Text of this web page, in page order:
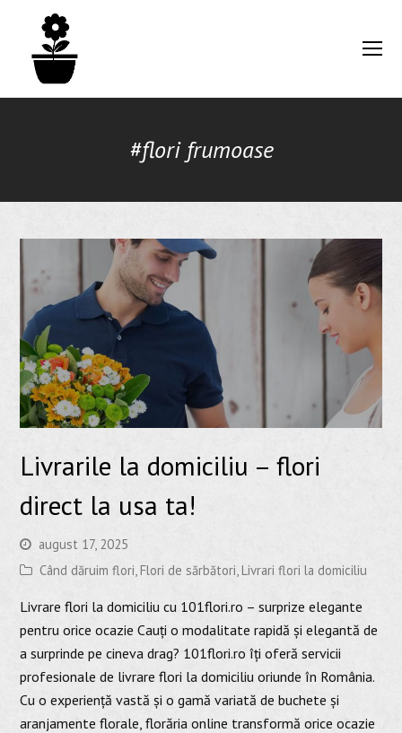
#flori frumoase
Livrarile la domiciliu – flori
direct la usa ta!
august 17, 2025
Când dăruim flori Flori de sărbători ,Livrari flori la domiciliu
Livrare flori la domiciliu cu 101flori.ro – surprize elegante
pentru orice ocazie Cauți o modalitate rapidă și elegantă de
a surprinde pe cineva drag? 101flori.ro îți oferă servicii
profesionale de livrare flori la domiciliu oriunde în România.
Cu o experiență vastă și o gamă variată de buchete și
aranjamente florale, florăria online transformă orice ocazie